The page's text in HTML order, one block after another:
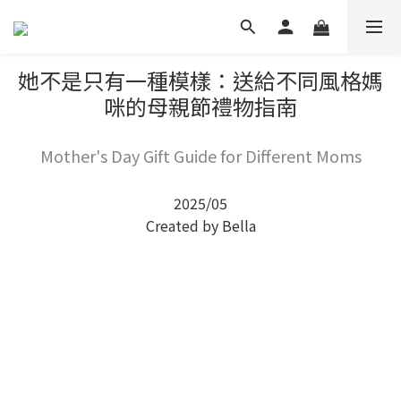
她不是只有一種模樣：送給不同風格媽
咪的母親節禮物指南
Mother's Day Gift Guide for Different Moms
2025/05
Created by Bella